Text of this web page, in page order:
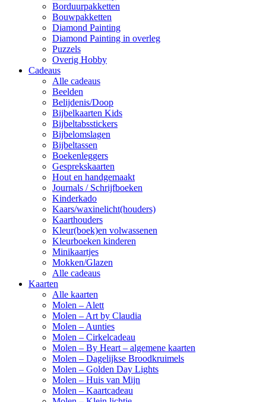
Borduurpakketten
Bouwpakketten
Diamond Painting
Diamond Painting in overleg
Puzzels
Overig Hobby
Cadeaus
Alle cadeaus
Beelden
Belijdenis/Doop
Bijbelkaarten Kids
Bijbeltabsstickers
Bijbelomslagen
Bijbeltassen
Boekenleggers
Gesprekskaarten
Hout en handgemaakt
Journals / Schrijfboeken
Kinderkado
Kaars/waxinelicht(houders)
Kaarthouders
Kleur(boek)en volwassenen
Kleurboeken kinderen
Minikaartjes
Mokken/Glazen
Alle cadeaus
Kaarten
Alle kaarten
Molen – Alett
Molen – Art by Claudia
Molen – Aunties
Molen – Cirkelcadeau
Molen – By Heart – algemene kaarten
Molen – Dagelijkse Broodkruimels
Molen – Golden Day Lights
Molen – Huis van Mijn
Molen – Kaartcadeau